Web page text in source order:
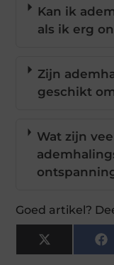
Kan ik
als ik erg
Zijn
geschikt
Wat zijn
Goed artikel?
X
(Twitter)